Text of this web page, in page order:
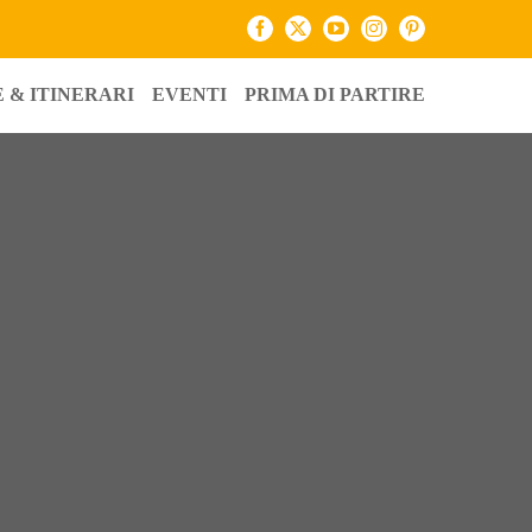
Facebook
X YouTubeInstagramPinterest
& ITINERARI EVENTI PRIMA DI PARTIRE